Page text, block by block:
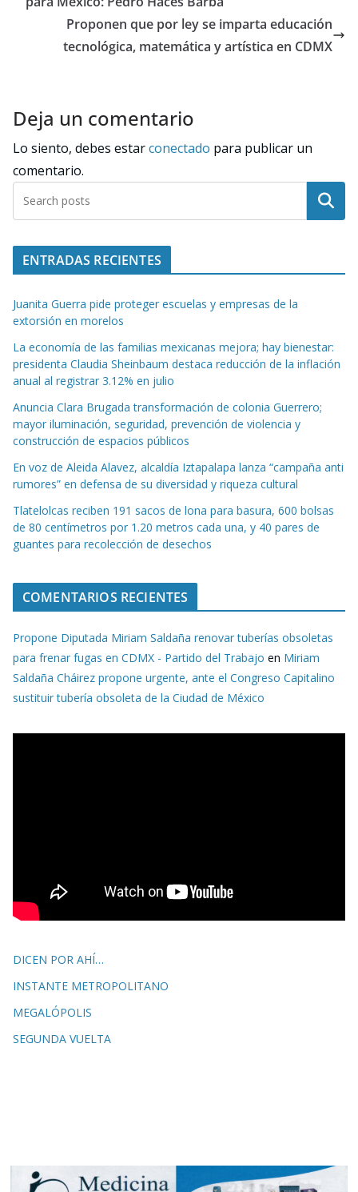
Proponen que por ley se imparta educación
tecnológica, matemática y artística en CDMX
Deja un comentario
Lo siento, debes estarconectado para publicar un
comentario.
Buscar
ENTRADAS RECIENTES
Juanita Guerra pide proteger escuelas y empresas de la
extorsión en morelos
La economía de las familias mexicanas mejora; hay bienestar:
presidenta Claudia Sheinbaum destaca reducción de la inflación
anual al registrar 3.12% en julio
Anuncia Clara Brugada transformación de colonia Guerrero;
mayor iluminación, seguridad, prevención de violencia y
construcción de espacios públicos
En voz de Aleida Alavez, alcaldía Iztapalapa lanza “campaña anti
rumores” en defensa de su diversidad y riqueza cultural
Tlatelolcas reciben 191 sacos de lona para basura, 600 bolsas
de 80 centímetros por 1.20 metros cada una, y 40 pares de
guantes para recolección de desechos
COMENTARIOS RECIENTES
Propone Diputada Miriam Saldaña renovar tuberías obsoletas
para frenar fugas en CDMX - Partido del Trabajo en Miriam
Saldaña Cháirez propone urgente, ante el Congreso Capitalino
sustituir tubería obsoleta de la Ciudad de México
DICEN POR AHÍ…
INSTANTE METROPOLITANO
MEGALÓPOLIS
SEGUNDA VUELTA